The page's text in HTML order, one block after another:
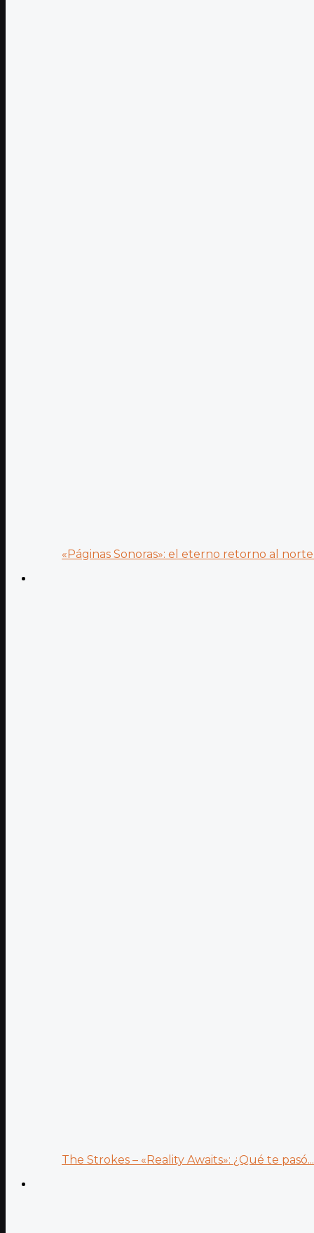
«Páginas Sonoras»: el eterno retorno al norte
The Strokes – «Reality Awaits»: ¿Qué te pasó...